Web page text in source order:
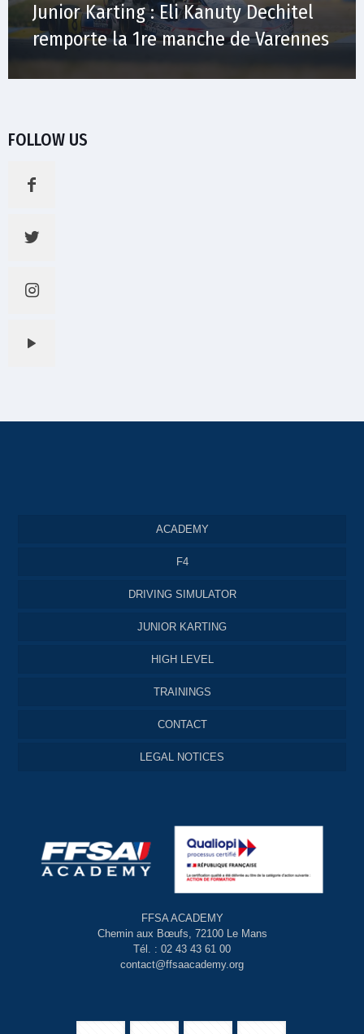
Junior Karting : Eli Kanuty Dechitel
remporte la 1re manche de Varennes
FOLLOW US
ACADEMY
F4
DRIVING SIMULATOR
JUNIOR KARTING
HIGH LEVEL
TRAININGS
CONTACT
LEGAL NOTICES
FFSA ACADEMY
Chemin aux Bœufs, 72100 Le Mans
Tél. : 02 43 43 61 00
contact@ffsaacademy.org